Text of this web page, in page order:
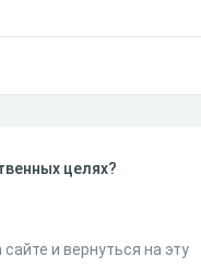
целях?
и вернуться на эту